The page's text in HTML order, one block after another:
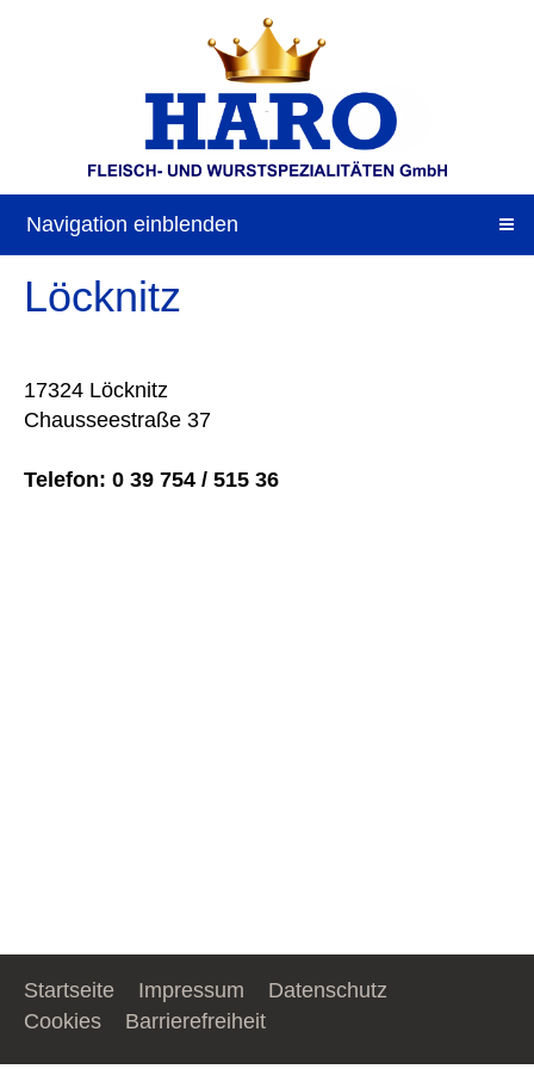
Navigation einblenden
Löcknitz
17324 Löcknitz
Chausseestraße 37
Telefon: 0 39 754 / 515 36
Startseite Impressum
Datenschutz
Cookies
Barrierefreiheit